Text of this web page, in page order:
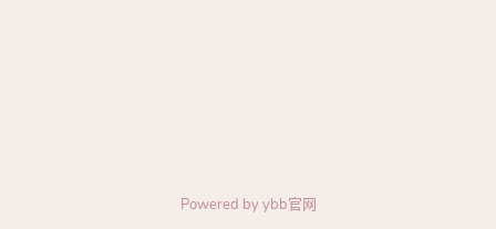
Powered byybb官网